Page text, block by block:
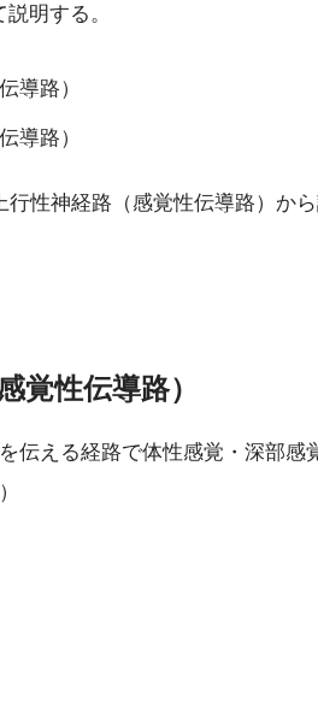
明する。
導路）
導路）
性神経路（感覚性伝導路）から
覚性伝導路）
伝える経路で体性感覚・深部感